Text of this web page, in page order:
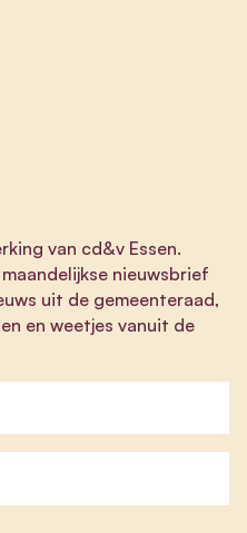
van cd&v Essen.
nieuwsbrief
uit de gemeenteraad,
en weetjes vanuit de